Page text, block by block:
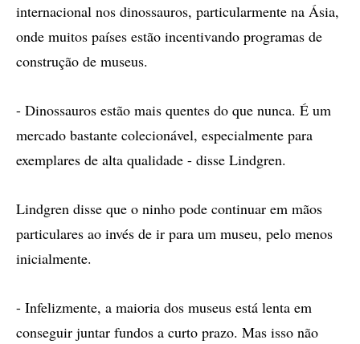
internacional nos dinossauros, particularmente na Ásia,
onde muitos países estão incentivando programas de
construção de museus.
- Dinossauros estão mais quentes do que nunca. É um
mercado bastante colecionável, especialmente para
exemplares de alta qualidade - disse Lindgren.
Lindgren disse que o ninho pode continuar em mãos
particulares ao invés de ir para um museu, pelo menos
inicialmente.
- Infelizmente, a maioria dos museus está lenta em
conseguir juntar fundos a curto prazo. Mas isso não